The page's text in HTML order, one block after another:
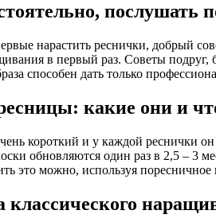
послушать
нарастить реснички, добрый
в первый раз. Советы
способен дать только
какие они и
короткий и у каждой реснички
обновляются один раз в 2,5 – 3
это можно, используя поресничное